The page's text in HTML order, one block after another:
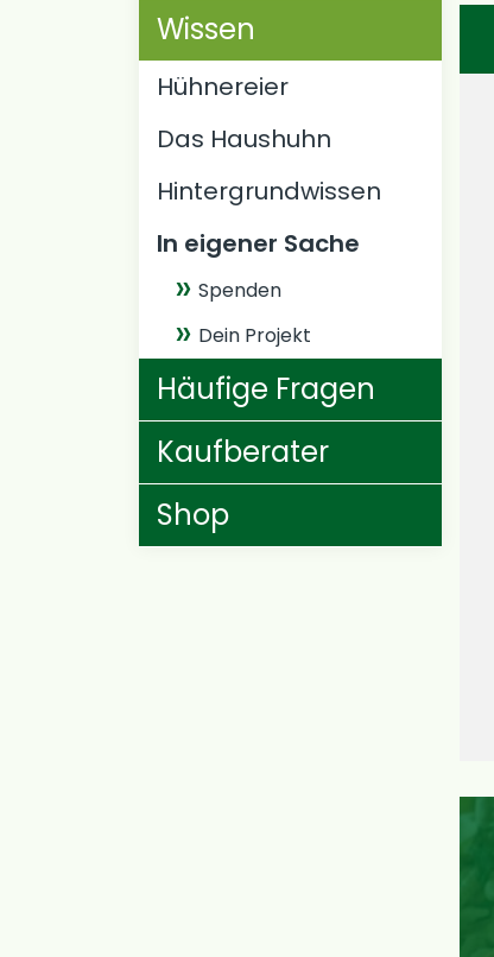
Wissen
Hühnereier
Das Haushuhn
Hintergrundwissen
In eigener Sache
Spenden
Dein Projekt
Häufige Fragen
Kaufberater
Shop